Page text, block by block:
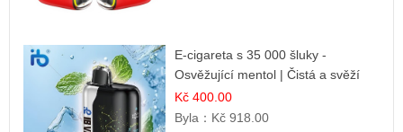
E-cigareta s 35 000 šluky -
Osvěžující mentol | Čistá a svěží
chuť
Kč 400.00
Byla： Kč 918.00